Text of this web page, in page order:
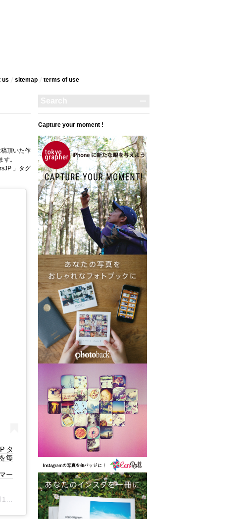
us sitemap terms‎ of use
頂いた作
。
」タグ
タ
毎
ー
Capture your moment !